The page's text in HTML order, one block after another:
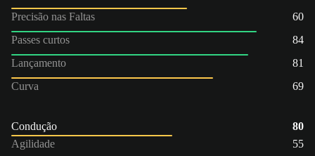
Precisão nas Faltas
60
Passes curtos
84
Lançamento
81
Curva
69
Condução
80
Agilidade
55